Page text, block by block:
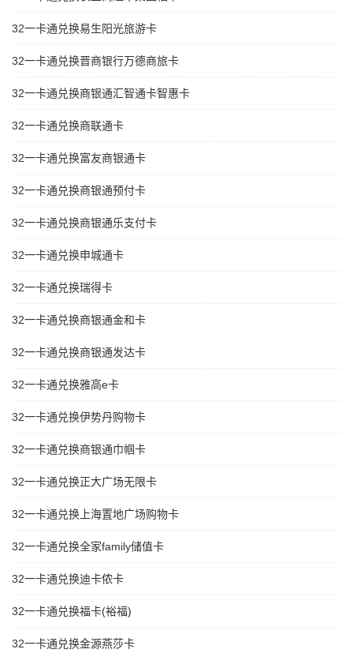
32一卡通兑换易生阳光旅游卡
32一卡通兑换晋商银行万德商旅卡
32一卡通兑换商银通汇智通卡智惠卡
32一卡通兑换商联通卡
32一卡通兑换富友商银通卡
32一卡通兑换商银通预付卡
32一卡通兑换商银通乐支付卡
32一卡通兑换申城通卡
32一卡通兑换瑞得卡
32一卡通兑换商银通金和卡
32一卡通兑换商银通发达卡
32一卡通兑换雅高e卡
32一卡通兑换伊势丹购物卡
32一卡通兑换商银通巾帼卡
32一卡通兑换正大广场无限卡
32一卡通兑换上海置地广场购物卡
32一卡通兑换全家family储值卡
32一卡通兑换迪卡侬卡
32一卡通兑换福卡(裕福)
32一卡通兑换金源燕莎卡